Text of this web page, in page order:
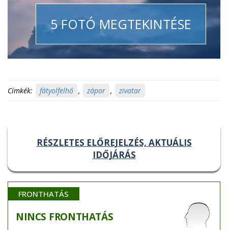
5 FOTÓ MEGTEKINTÉSE
Címkék: fátyolfelhő , zápor , zivatar
RÉSZLETES ELŐREJELZÉS, AKTUÁLIS
IDŐJÁRÁS
FRONTHATÁS
NINCS FRONTHATÁS